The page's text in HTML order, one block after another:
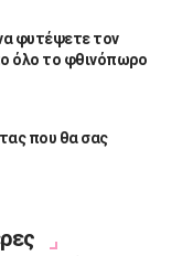
φυτέψετε τον
όλο το φθινόπωρο
που θα σας